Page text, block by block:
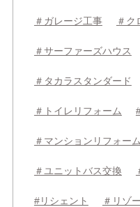
＃ガレージ工事 ＃ク
＃サーファーズハウス
＃タカラスタンダード
＃トイレリフォーム
＃マンションリフォー
＃ユニットバス交換
#リシェント ＃リゾ